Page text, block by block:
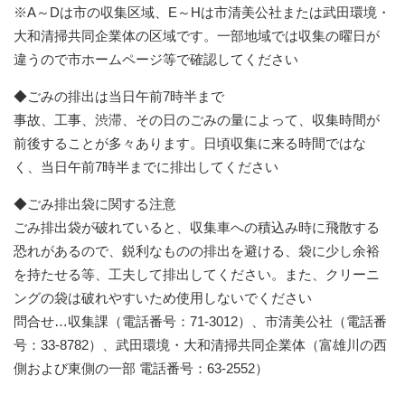
※A～Dは市の収集区域、E～Hは市清美公社または武田環境・
大和清掃共同企業体の区域です。一部地域では収集の曜日が
違うので市ホームページ等で確認してください
◆ごみの排出は当日午前7時半まで
事故、工事、渋滞、その日のごみの量によって、収集時間が
前後することが多々あります。日頃収集に来る時間ではな
く、当日午前7時半までに排出してください
◆ごみ排出袋に関する注意
ごみ排出袋が破れていると、収集車への積込み時に飛散する
恐れがあるので、鋭利なものの排出を避ける、袋に少し余裕
を持たせる等、工夫して排出してください。また、クリーニ
ングの袋は破れやすいため使用しないでください
問合せ…収集課（電話番号：71-3012）、市清美公社（電話番
号：33-8782）、武田環境・大和清掃共同企業体（富雄川の西
側および東側の一部 電話番号：63-2552）